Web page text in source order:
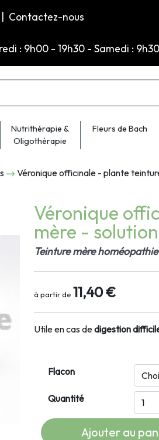
Contactez-nous
: 9h00 - 19h30 - Samedi :
Nutrithérapie &
Oligothérapie
Fleurs de Bach
Véronique officinale - plante
Véronique
mère -
Teinture mère
à partir de 11,40 €
Utile en cas dedigestion
Flacon
Quantité
Ajouter au